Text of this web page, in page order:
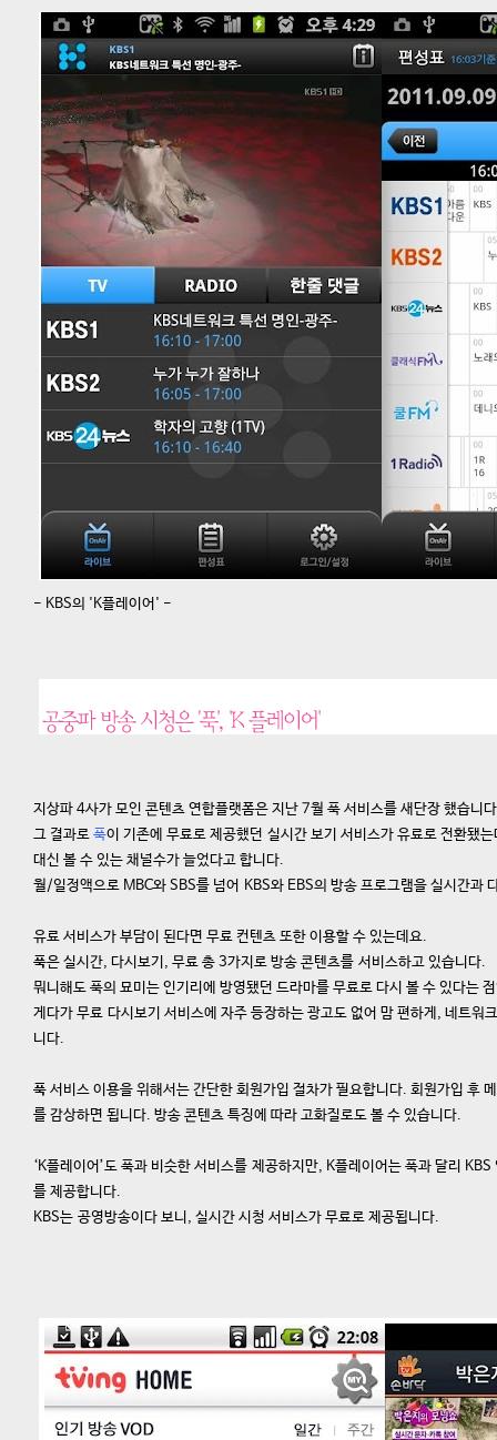
- KBS의 'K플레이어' -
지상파 4사가 모인 콘텐츠 연합플랫폼은 지난 7월 푹 서비스를 새단장 했습니
그 결과로 푹이 기존에 무료로 제공했던 실시간 보기 서비스가 유료로 전환됐
대신 볼 수 있는 채널수가 늘었다고 합니다.
월/일정액으로 MBC와 SBS를 넘어 KBS와 EBS의 방송 프로그램을 실시간과
유료 서비스가 부담이 된다면 무료 컨텐츠 또한 이용할 수 있는데요.
푹은 실시간, 다시보기, 무료 총 3가지로 방송 콘텐츠를 서비스하고 있습니다.
뭐니해도 푹의 묘미는 인기리에 방영됐던 드라마를 무료로 다시 볼 수 있다는
게다가 무료 다시보기 서비스에 자주 등장하는 광고도 없어 맘 편하게, 네트워
니다.
푹 서비스 이용을 위해서는 간단한 회원가입 절차가 필요합니다. 회원가입 후
를 감상하면 됩니다. 방송 콘텐츠 특징에 따라 고화질로도 볼 수 있습니다.
‘K플레이어’도 푹과 비슷한 서비스를 제공하지만, K플레이어는 푹과 달리
를 제공합니다.
KBS는 공영방송이다 보니, 실시간 시청 서비스가 무료로 제공됩니다.